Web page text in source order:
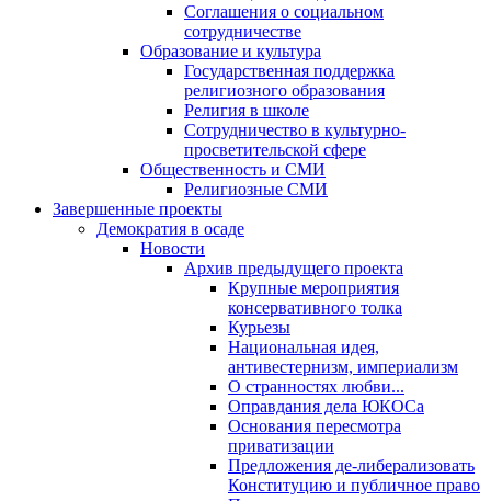
Соглашения о социальном
сотрудничестве
Образование и культура
Государственная поддержка
религиозного образования
Религия в школе
Сотрудничество в культурно-
просветительской сфере
Общественность и СМИ
Религиозные СМИ
Завершенные проекты
Демократия в осаде
Новости
Архив предыдущего проекта
Крупные мероприятия
консервативного толка
Курьезы
Национальная идея,
антивестернизм, империализм
О странностях любви...
Оправдания дела ЮКОСа
Основания пересмотра
приватизации
Предложения де-либерализовать
Конституцию и публичное право